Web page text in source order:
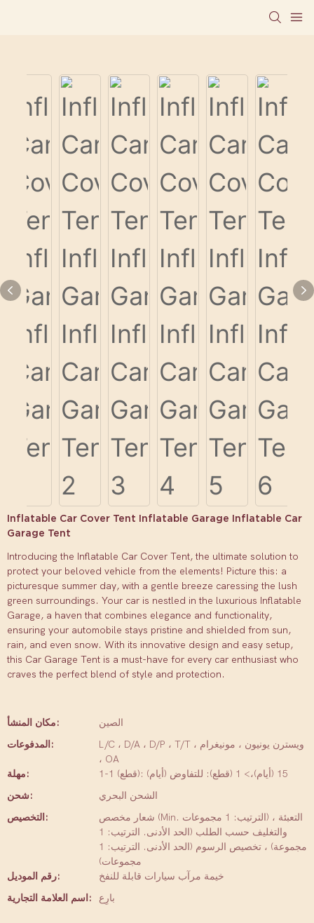
Inflatable Car Cover Tent Inflatable Garage Inflatable Car
Garage Tent
Introducing the Inflatable Car Cover Tent, the ultimate solution to
protect your beloved vehicle from the elements! Picture this: a
picturesque summer day, with a gentle breeze caressing the lush
green surroundings. Your car is nestled in the luxurious Inflatable
Garage, a haven that combines elegance and functionality,
ensuring your automobile stays pristine and shielded from sun,
rain, and even snow. With its innovative design and easy setup,
this Car Garage Tent is a must-have for every car enthusiast who
craves the perfect blend of style and protection.
مكان المنشأ:
الصين
المدفوعات:
L/C ، D/A ، D/P ، T/T ، ويسترن يونيون ، مونيغرام
، OA
مهلة:
1-1 (قطع): 15 (أيام)،> 1 (قطع): للتفاوض (أيام)
شحن:
الشحن البحري
التخصيص:
شعار مخصص (Min. الترتيب: 1 مجموعات) ، التعبئة
والتغليف حسب الطلب (الحد الأدنى. الترتيب: 1
مجموعة) ، تخصيص الرسوم (الحد الأدنى. الترتيب: 1
مجموعات)
رقم الموديل:
خيمة مرآب سيارات قابلة للنفخ
اسم العلامة التجارية:
بارِع